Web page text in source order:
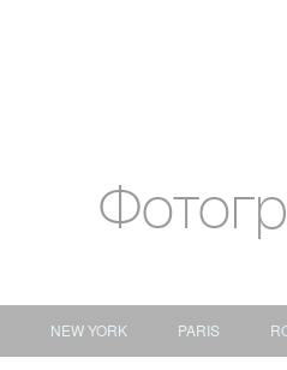
NEW YORK PARIS